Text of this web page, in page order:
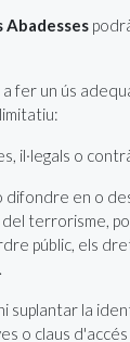
Abadesses
fer un ús
il·legals o
difondre en o
terrorisme,
públic, els
suplantar la
o claus